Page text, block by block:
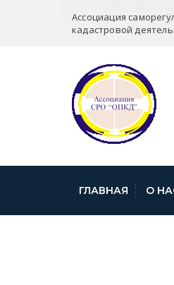
Ассоциация
кадастровой
ГЛАВНАЯ О